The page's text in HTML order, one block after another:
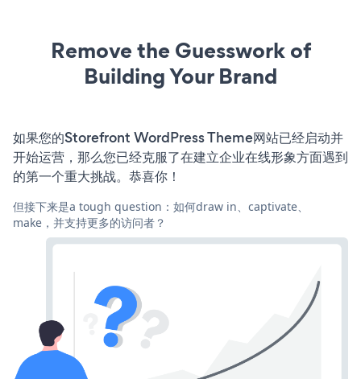
Remove the Guesswork of
Building Your Brand
如果您的Storefront WordPress Theme网站已经启动并
开始运营，那么您已经克服了在建立企业在线形象方面遇到
的第一个重大挑战。恭喜你！
但接下来是a tough question：如何draw in、captivate、
make，并支持更多的访问者？